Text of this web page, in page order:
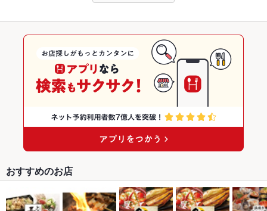
おすすめのお店